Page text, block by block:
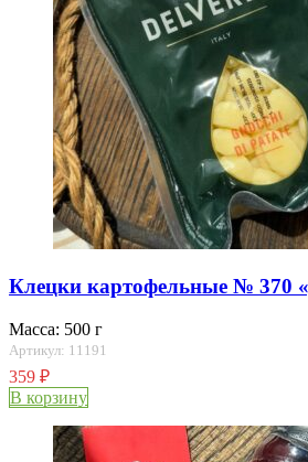
Клецки картофельные № 370
Масса: 500 г
Артикул: 11191
359 ₽
В корзину